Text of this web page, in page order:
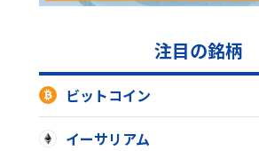
注目の銘柄
ビットコイン
イーサリアム